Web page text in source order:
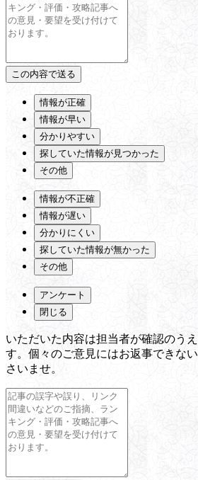
情報が正確
情報が早い
分かりやすい
探していた情報が見つかった
その他
情報が不正確
情報が遅い
分かりにくい
探していた情報が無かった
その他
アンケート
閉じる
いただいた内容は担当者が確認のう
す。個々のご意見にはお返事できな
さいませ。